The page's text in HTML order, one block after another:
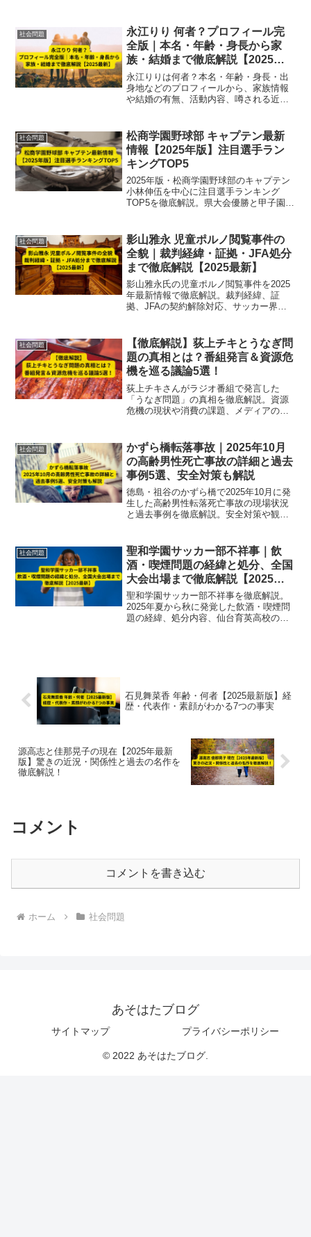
社会問題
永江りり 何者？プロフィール完
全版｜本名・年齢・身長から家
族・結婚まで徹底解説【2025最
新】
永江りりは何者？本名・年齢・身長・出
身地などのプロフィールから、家族情報
や結婚の有無、活動内容、噂される近況
丁寧にまとめています。
社会問題
松商学園野球部 キャプテン最新
情報【2025年版】注目選手ラン
キングTOP5
2025年版・松商学園野球部のキャプテン
小林伸伍を中心に注目選手ランキング
TOP5を徹底解説。県大会優勝と甲子園出
社会問題
影山雅永 児童ポルノ閲覧事件の
全貌｜裁判経緯・証拠・JFA処分
まで徹底解説【2025最新】
影山雅永氏の児童ポルノ閲覧事件を2025
年最新情報で徹底解説。裁判経緯、証
拠、JFAの契約解除対応、サッカー界へ
社会問題
【徹底解説】荻上チキとうなぎ問
題の真相とは？番組発言＆資源危
機を巡る議論5選！
荻上チキさんがラジオ番組で発言した
「うなぎ問題」の真相を徹底解説。資源
危機の現状や消費の課題、メディアの役
詳しく紹介します。
社会問題
かずら橋転落事故｜2025年10月
の高齢男性死亡事故の詳細と過去
事例5選、安全対策も解説
徳島・祖谷のかずら橋で2025年10月に発
生した高齢男性転落死亡事故の現場状況
と過去事例を徹底解説。安全対策や観光
社会問題
聖和学園サッカー部不祥事｜飲
酒・喫煙問題の経緯と処分、全国
大会出場まで徹底解説【2025最
新】
聖和学園サッカー部不祥事を徹底解説。
2025年夏から秋に発覚した飲酒・喫煙問
題の経緯、処分内容、仙台育英高校の辞
石見舞菜香 年齢・何者【2025最新版】経
歴・代表作・素顔がわかる7つの事実
源高志と佳那晃子の現在【2025年最新
版】驚きの近況・関係性と過去の名作を
徹底解説！
コメント
コメントを書き込む
ホーム 社会問題
あそはたブログ
サイトマップ プライバシーポリシー
© 2022 あそはたブログ.